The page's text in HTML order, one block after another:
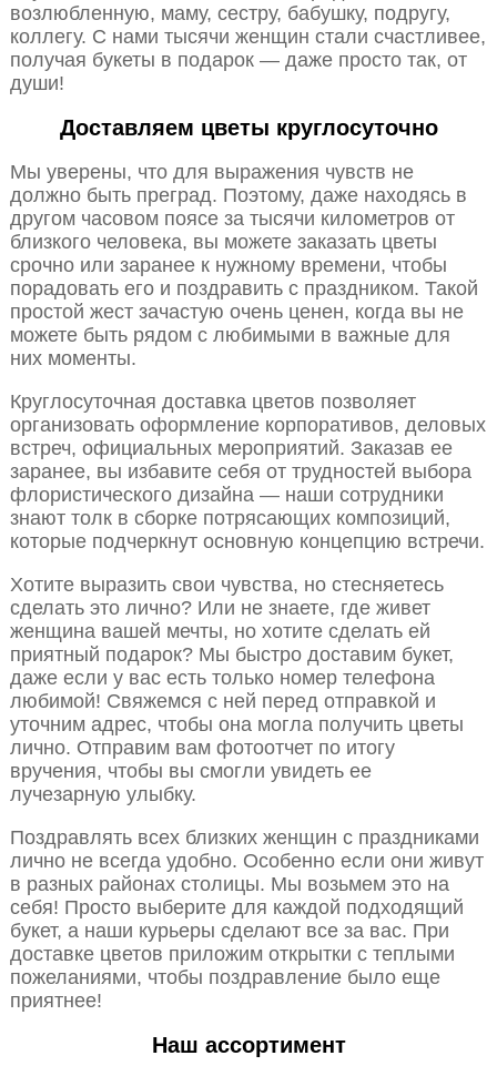
возлюбленную, маму, сестру, бабушку, подругу,
коллегу. С нами тысячи женщин стали счастливее,
получая букеты в подарок — даже просто так, от
души!
Доставляем цветы круглосуточно
Мы уверены, что для выражения чувств не
должно быть преград. Поэтому, даже находясь в
другом часовом поясе за тысячи километров от
близкого человека, вы можете заказать цветы
срочно или заранее к нужному времени, чтобы
порадовать его и поздравить с праздником. Такой
простой жест зачастую очень ценен, когда вы не
можете быть рядом с любимыми в важные для
них моменты.
Круглосуточная доставка цветов позволяет
организовать оформление корпоративов, деловых
встреч, официальных мероприятий. Заказав ее
заранее, вы избавите себя от трудностей выбора
флористического дизайна — наши сотрудники
знают толк в сборке потрясающих композиций,
которые подчеркнут основную концепцию встречи.
Хотите выразить свои чувства, но стесняетесь
сделать это лично? Или не знаете, где живет
женщина вашей мечты, но хотите сделать ей
приятный подарок? Мы быстро доставим букет,
даже если у вас есть только номер телефона
любимой! Свяжемся с ней перед отправкой и
уточним адрес, чтобы она могла получить цветы
лично. Отправим вам фотоотчет по итогу
вручения, чтобы вы смогли увидеть ее
лучезарную улыбку.
Поздравлять всех близких женщин с праздниками
лично не всегда удобно. Особенно если они живут
в разных районах столицы. Мы возьмем это на
себя! Просто выберите для каждой подходящий
букет, а наши курьеры сделают все за вас. При
доставке цветов приложим открытки с теплыми
пожеланиями, чтобы поздравление было еще
приятнее!
Наш ассортимент